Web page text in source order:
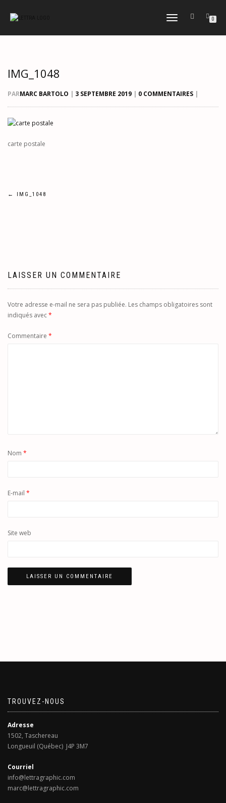
DÉPLIER
NAVIGATION
0
IMG_1048
PARMARC BARTOLO | 3 SEPTEMBRE 2019 | 0 COMMENTAIRES |
carte postale
Navigation
← IMG_1048
LAISSER UN COMMENTAIRE
Votre adresse e-mail ne sera pas publiée. Les champs obligatoires sont
indiqués avec*
Commentaire *
Nom *
E-mail *
Site web
TROUVEZ-NOUS
Adresse
1502, Taschereau
Longueuil (Québec) J4P 3M7
Courriel
info@lettragraphic.com
marc@lettragraphic.com